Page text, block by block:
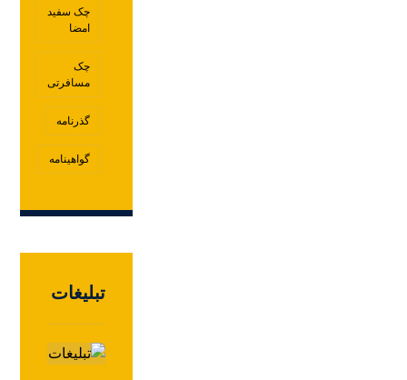
چک سفید
امضا
چک
مسافرتی
گذرنامه
گواهینامه
تبلیغات